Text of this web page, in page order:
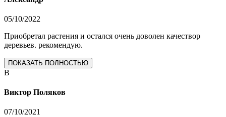
05/10/2022
Приобретал растения и остался очень доволен качествор
деревьев. рекомендую.
ПОКАЗАТЬ ПОЛНОСТЬЮ
В
Виктор Поляков
07/10/2021